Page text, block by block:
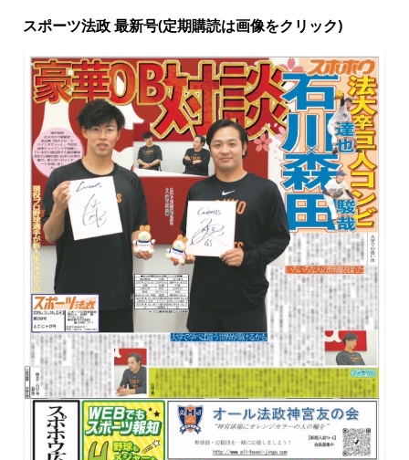
スポーツ法政 最新号(定期購読は画像をクリック)